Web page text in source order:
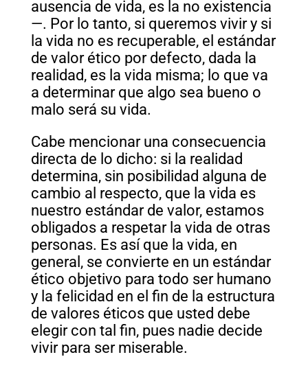
ausencia de vida, es la no existencia
—. Por lo tanto, si queremos vivir y si
la vida no es recuperable, el estándar
de valor ético por defecto, dada la
realidad, es la vida misma; lo que va
a determinar que algo sea bueno o
malo será su vida.
Cabe mencionar una consecuencia
directa de lo dicho: si la realidad
determina, sin posibilidad alguna de
cambio al respecto, que la vida es
nuestro estándar de valor, estamos
obligados a respetar la vida de otras
personas. Es así que la vida, en
general, se convierte en un estándar
ético objetivo para todo ser humano
y la felicidad en el fin de la estructura
de valores éticos que usted debe
elegir con tal fin, pues nadie decide
vivir para ser miserable.